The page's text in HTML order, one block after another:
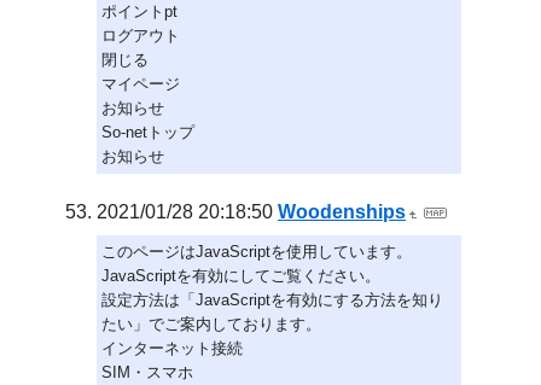
ポイントpt
ログアウト
閉じる
マイページ
お知らせ
So-netトップ
お知らせ
2021/01/28 20:18:50 Woodenships
このページはJavaScriptを使用しています。
JavaScriptを有効にしてご覧ください。
設定方法は「JavaScriptを有効にする方法を知り
たい」でご案内しております。
インターネット接続
SIM・スマホ